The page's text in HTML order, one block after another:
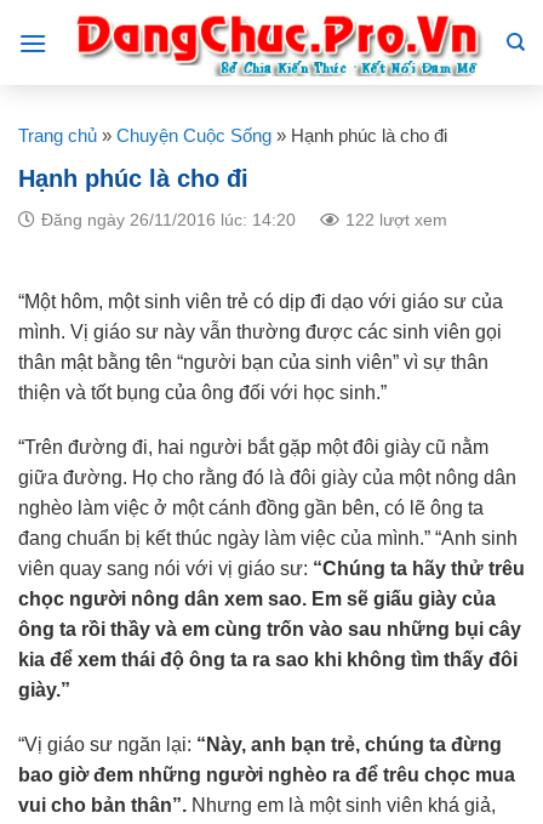
Trang chủ » Chuyện Cuộc Sống » Hạnh phúc là cho đi
Hạnh phúc là cho đi
Đăng ngày 26/11/2016 lúc: 14:20 122 lượt xem
“Một hôm, một sinh viên trẻ có dịp đi dạo với giáo sư của
mình. Vị giáo sư này vẫn thường được các sinh viên gọi
thân mật bằng tên “người bạn của sinh viên” vì sự thân
thiện và tốt bụng của ông đối với học sinh.”
“Trên đường đi, hai người bắt gặp một đôi giày cũ nằm
giữa đường. Họ cho rằng đó là đôi giày của một nông dân
nghèo làm việc ở một cánh đồng gần bên, có lẽ ông ta
đang chuẩn bị kết thúc ngày làm việc của mình.” “Anh sinh
viên quay sang nói với vị giáo sư: “Chúng ta hãy thử trêu
chọc người nông dân xem sao. Em sẽ giấu giày của
ông ta rồi thầy và em cùng trốn vào sau những bụi cây
kia để xem thái độ ông ta ra sao khi không tìm thấy đôi
giày.”
“Vị giáo sư ngăn lại: “Này, anh bạn trẻ, chúng ta đừng
bao giờ đem những người nghèo ra để trêu chọc mua
vui cho bản thân”. Nhưng em là một sinh viên khá giả,